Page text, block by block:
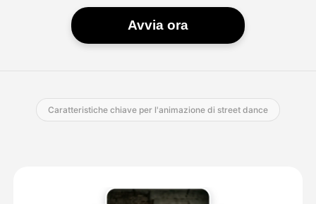
Avvia ora
Caratteristiche chiave per l'animazione di street dance